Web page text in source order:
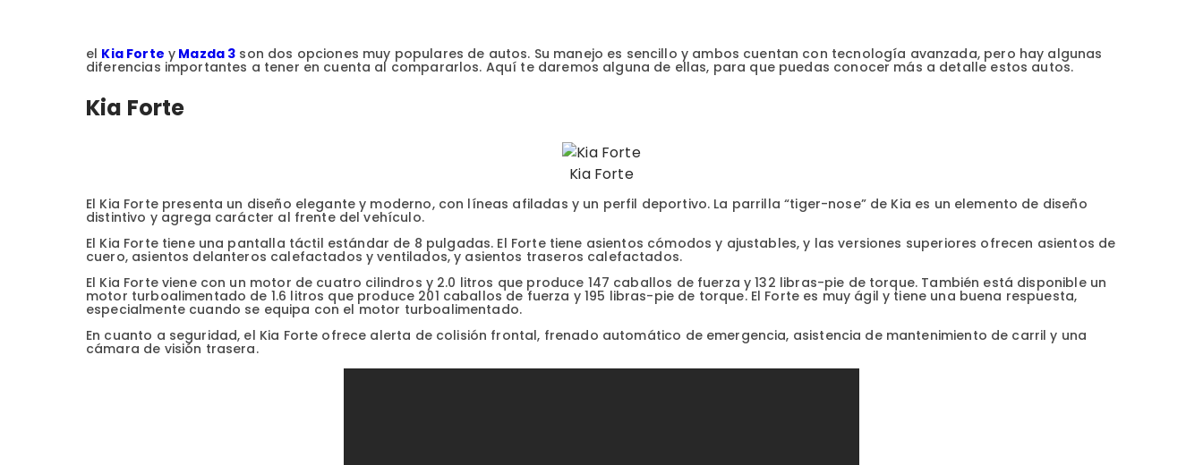
el Kia Forte y Mazda 3 son dos opciones muy populares de autos. Su manejo es sencillo y ambos cuentan con tecnología avanzada, pero hay algunas
diferencias importantes a tener en cuenta al compararlos. Aquí te daremos alguna de ellas, para que puedas conocer más a detalle estos autos.
Kia Forte
Kia Forte
El Kia Forte presenta un diseño elegante y moderno, con líneas afiladas y un perfil deportivo. La parrilla “tiger-nose” de Kia es un elemento de diseño
distintivo y agrega carácter al frente del vehículo.
El Kia Forte tiene una pantalla táctil estándar de 8 pulgadas. El Forte tiene asientos cómodos y ajustables, y las versiones superiores ofrecen asientos de
cuero, asientos delanteros calefactados y ventilados, y asientos traseros calefactados.
El Kia Forte viene con un motor de cuatro cilindros y 2.0 litros que produce 147 caballos de fuerza y 132 libras-pie de torque. También está disponible un
motor turboalimentado de 1.6 litros que produce 201 caballos de fuerza y 195 libras-pie de torque. El Forte es muy ágil y tiene una buena respuesta,
especialmente cuando se equipa con el motor turboalimentado.
En cuanto a seguridad, el Kia Forte ofrece alerta de colisión frontal, frenado automático de emergencia, asistencia de mantenimiento de carril y una
cámara de visión trasera.